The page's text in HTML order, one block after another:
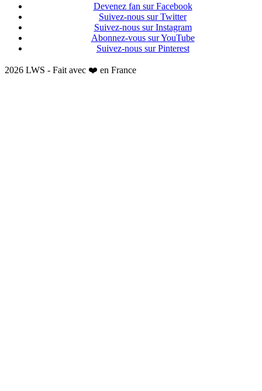
Devenez fan sur Facebook
Suivez-nous sur Twitter
Suivez-nous sur Instagram
Abonnez-vous sur YouTube
Suivez-nous sur Pinterest
2026 LWS - Fait avec ❤️ en France